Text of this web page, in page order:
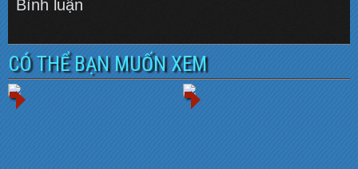
Bình luận
CÓ THỂ BẠN MUỐN XEM